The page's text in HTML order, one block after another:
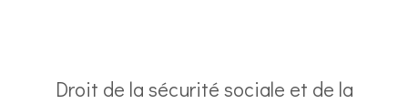
Droit de la sécurité sociale et de la